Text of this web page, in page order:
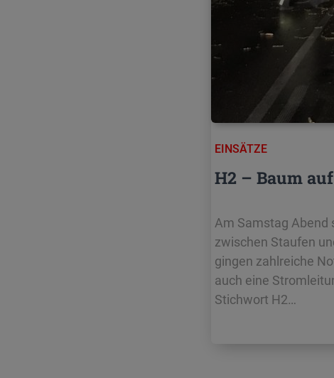
EINSÄTZE
H2 – Baum
Am Samstag Abend
zwischen Staufen
gingen zahlreiche
auch eine
Stichwort H2…